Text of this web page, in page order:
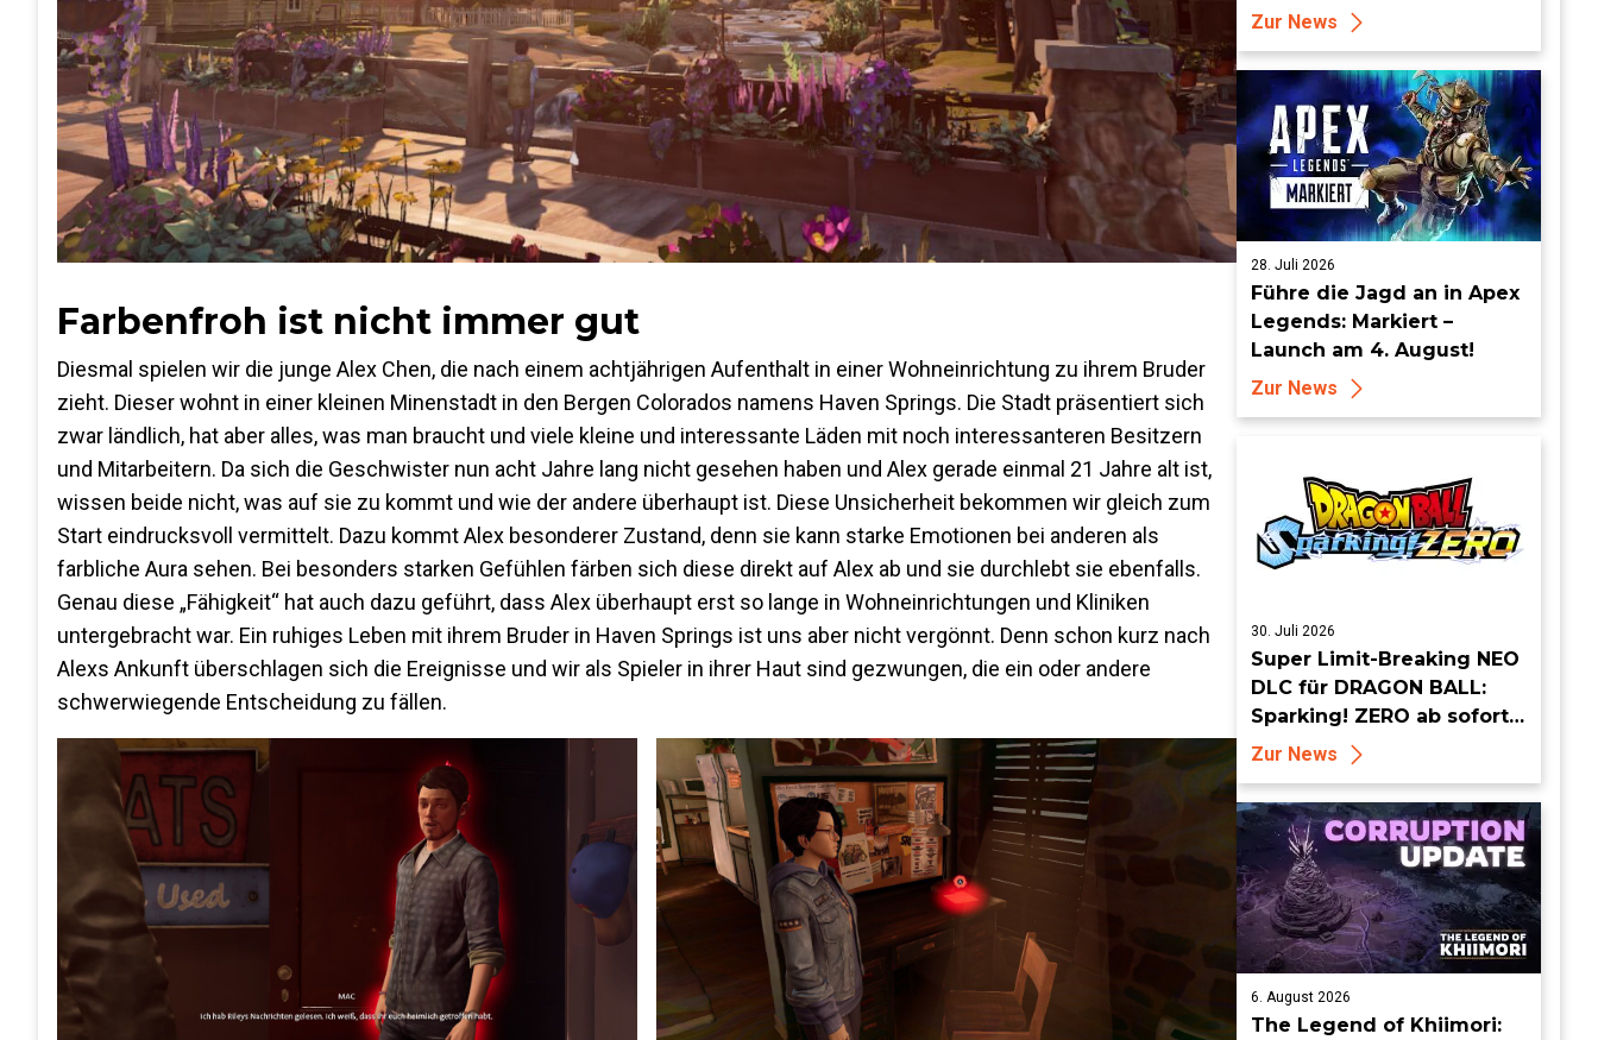
Farbenfroh ist nicht immer gut
Diesmal spielen wir die junge Alex Chen, die nach einem achtjährigen Aufenthalt in einer Wohneinrichtung zu ihrem Bruder
zieht. Dieser wohnt in einer kleinen Minenstadt in den Bergen Colorados namens Haven Springs. Die Stadt präsentiert sich
zwar ländlich, hat aber alles, was man braucht und viele kleine und interessante Läden mit noch interessanteren Besitzern
und Mitarbeitern. Da sich die Geschwister nun acht Jahre lang nicht gesehen haben und Alex gerade einmal 21 Jahre alt ist,
wissen beide nicht, was auf sie zu kommt und wie der andere überhaupt ist. Diese Unsicherheit bekommen wir gleich zum
Start eindrucksvoll vermittelt. Dazu kommt Alex besonderer Zustand, denn sie kann starke Emotionen bei anderen als
farbliche Aura sehen. Bei besonders starken Gefühlen färben sich diese direkt auf Alex ab und sie durchlebt sie ebenfalls.
Genau diese „Fähigkeit“ hat auch dazu geführt, dass Alex überhaupt erst so lange in Wohneinrichtungen und Kliniken
untergebracht war. Ein ruhiges Leben mit ihrem Bruder in Haven Springs ist uns aber nicht vergönnt. Denn schon kurz nach
Alexs Ankunft überschlagen sich die Ereignisse und wir als Spieler in ihrer Haut sind gezwungen, die ein oder andere
schwerwiegende Entscheidung zu fällen.
zu World of Tanks Modern
Armor zurück
Zur News
28. Juli 2026
Führe die Jagd an in Apex
Legends: Markiert –
Launch am 4. August!
Zur News
30. Juli 2026
Super Limit-Breaking NEO
DLC für DRAGON BALL:
Sparking! ZERO ab sofort
erhältlich
Zur News
6. August 2026
The Legend of Khiimori: